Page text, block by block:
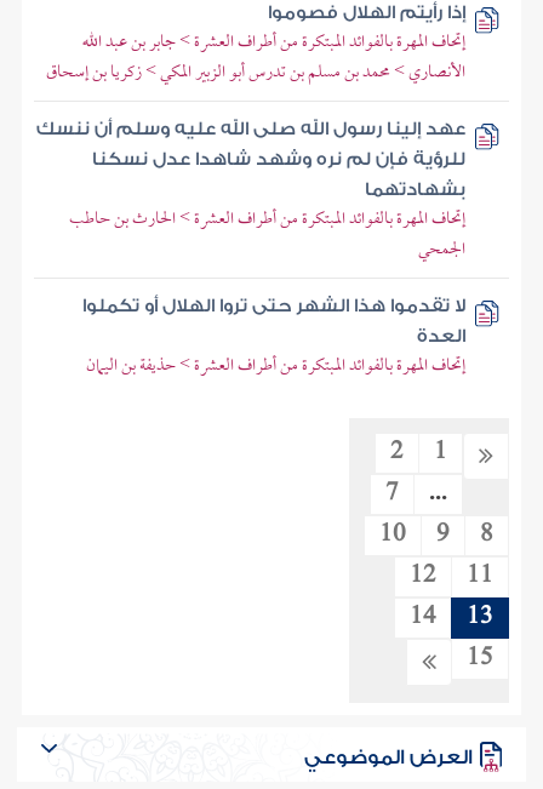
إذا رأيتم الهلال فصوموا
إتحاف المهرة بالفوائد المبتكرة من أطراف العشرة > جابر بن عبد الله
الأنصاري > محمد بن مسلم بن تدرس أبو الزبير المكي > زكريا بن إسحاق
عهد إلينا رسول الله صلى الله عليه وسلم أن ننسك
للرؤية فإن لم نره وشهد شاهدا عدل نسكنا
بشهادتهما
إتحاف المهرة بالفوائد المبتكرة من أطراف العشرة > الحارث بن حاطب
الجمحي
لا تقدموا هذا الشهر حتى تروا الهلال أو تكملوا
العدة
إتحاف المهرة بالفوائد المبتكرة من أطراف العشرة > حذيفة بن اليمان
1
2
...
7
8
9
10
11
12
13
14
15
العرض الموضوعي